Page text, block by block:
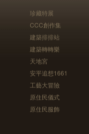
珍藏特展
CCC創作集
建築排排站
建築轉轉樂
天地宮
安平追想1661
工藝大冒險
原住民儀式
原住民服飾